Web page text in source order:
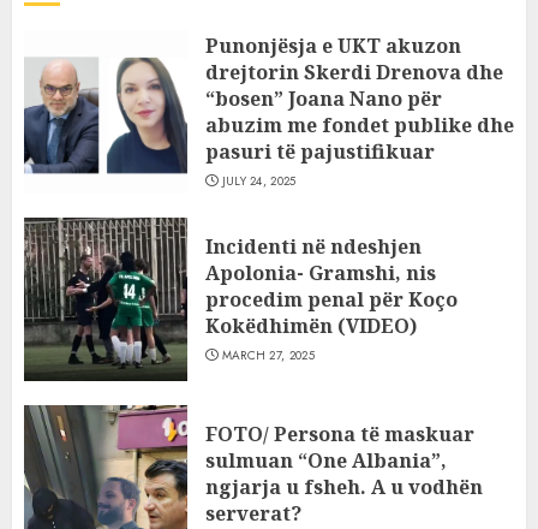
Punonjësja e UKT akuzon
drejtorin Skerdi Drenova dhe
“bosen” Joana Nano për
abuzim me fondet publike dhe
pasuri të pajustifikuar
JULY 24, 2025
Incidenti në ndeshjen
Apolonia- Gramshi, nis
procedim penal për Koço
Kokëdhimën (VIDEO)
MARCH 27, 2025
FOTO/ Persona të maskuar
sulmuan “One Albania”,
ngjarja u fsheh. A u vodhën
serverat?